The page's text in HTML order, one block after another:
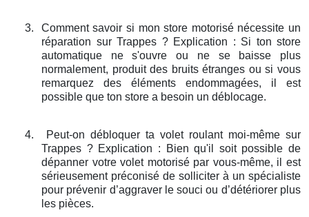
3.
Comment savoir si mon store motorisé nécessite un
réparation sur Trappes ? Explication : Si ton store
automatique ne s'ouvre ou ne se baisse plus
normalement, produit des bruits étranges ou si vous
remarquez des éléments endommagées, il est
possible que ton store a besoin un déblocage.
4.
Peut-on débloquer ta volet roulant moi-même sur
Trappes ? Explication : Bien qu'il soit possible de
dépanner votre volet motorisé par vous-même, il est
sérieusement préconisé de solliciter à un spécialiste
pour prévenir d’aggraver le souci ou d’détériorer plus
les pièces.